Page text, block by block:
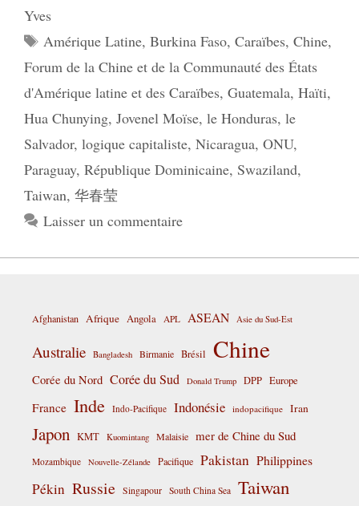
Yves
Étiquettes
Amérique Latine, Burkina Faso, Caraïbes, Chine,
Forum de la Chine et de la Communauté des États
d'Amérique latine et des Caraïbes, Guatemala, Haïti,
Hua Chunying, Jovenel Moïse, le Honduras, le
Salvador, logique capitaliste, Nicaragua, ONU,
Paraguay, République Dominicaine, Swaziland,
Taiwan, 华春莹
Laisser un commentaire
Afghanistan Afrique Angola APL ASEAN Asie du Sud-Est
Australie Bangladesh Birmanie Brésil Chine
Corée du Nord Corée du Sud Donald Trump DPP Europe
France Inde Indo-Pacifique Indonésie indopacifique Iran
Japon KMT Kuomintang Malaisie mer de Chine du Sud
Mozambique Nouvelle-Zélande Pacifique Pakistan Philippines
Pékin Russie Singapour South China Sea Taiwan